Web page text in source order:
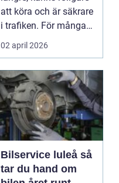
att köra och är säkrare
i trafiken. För många
som cy...
02 april 2026
Bilservice luleå så
tar du hand om